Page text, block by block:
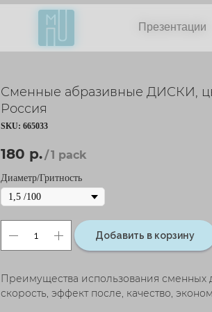
Презентации
Сменные абразивные ДИСКИ,
Россия
SKU: 665033
180 р./1 pack
Диаметр/Гритность
Добавить в корзину
Преимущества использования сменных
скорость, эффект после, качество,
Презентации